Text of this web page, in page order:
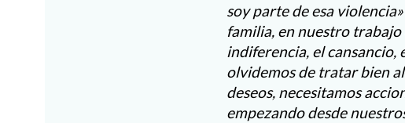
soy parte de esa
familia, en nuestro trabajo
indiferencia, el cansancio,
olvidemos de tratar bien
deseos, necesitamos
empezando desde